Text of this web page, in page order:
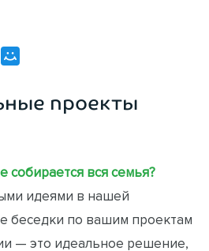
проекты
собирается вся семья?
идеями в нашей
беседки по вашим проектам
— это идеальное решение,